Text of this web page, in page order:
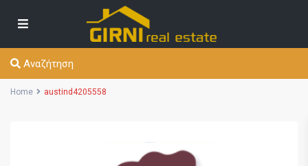
Αναζήτηση
Home austind4205558